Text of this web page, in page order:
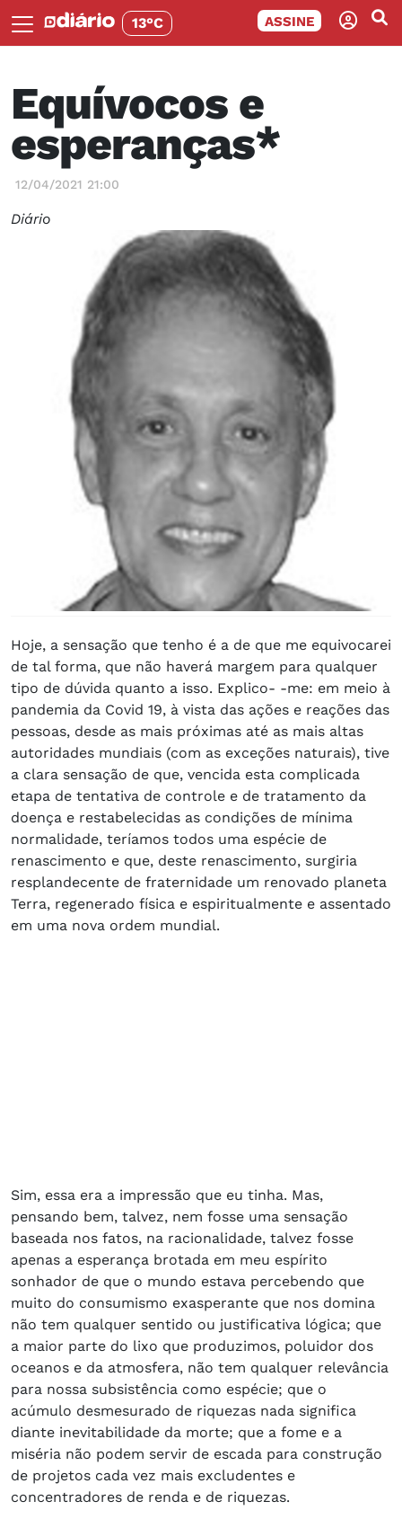
13°C ASSINE
Equívocos e
esperanças*
12/04/2021 21:00
Diário
Hoje, a sensação que tenho é a de que me equivocarei
de tal forma, que não haverá margem para qualquer
tipo de dúvida quanto a isso. Explico- -me: em meio à
pandemia da Covid 19, à vista das ações e reações das
pessoas, desde as mais próximas até as mais altas
autoridades mundiais (com as exceções naturais), tive
a clara sensação de que, vencida esta complicada
etapa de tentativa de controle e de tratamento da
doença e restabelecidas as condições de mínima
normalidade, teríamos todos uma espécie de
renascimento e que, deste renascimento, surgiria
resplandecente de fraternidade um renovado planeta
Terra, regenerado física e espiritualmente e assentado
em uma nova ordem mundial.
Sim, essa era a impressão que eu tinha. Mas,
pensando bem, talvez, nem fosse uma sensação
baseada nos fatos, na racionalidade, talvez fosse
apenas a esperança brotada em meu espírito
sonhador de que o mundo estava percebendo que
muito do consumismo exasperante que nos domina
não tem qualquer sentido ou justificativa lógica; que
a maior parte do lixo que produzimos, poluidor dos
oceanos e da atmosfera, não tem qualquer relevância
para nossa subsistência como espécie; que o
acúmulo desmesurado de riquezas nada significa
diante inevitabilidade da morte; que a fome e a
miséria não podem servir de escada para construção
de projetos cada vez mais excludentes e
concentradores de renda e de riquezas.